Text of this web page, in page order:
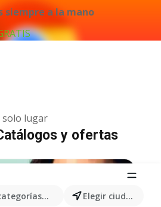
siempre a la mano
solo lugar
productos... Elegir ciudad
y ofertas